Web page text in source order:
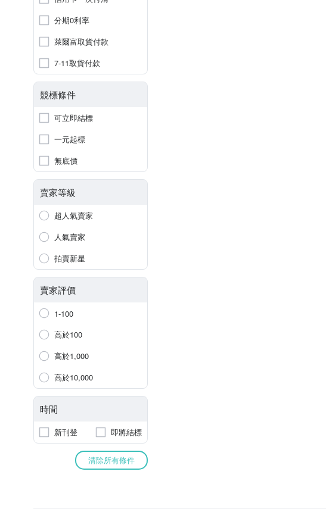
分期0利率
萊爾富取貨付款
7-11取貨付款
競標條件
可立即結標
一元起標
無底價
賣家等級
超人氣賣家
人氣賣家
拍賣新星
賣家評價
1-100
高於100
高於1,000
高於10,000
時間
新刊登 即將結標
清除所有條件